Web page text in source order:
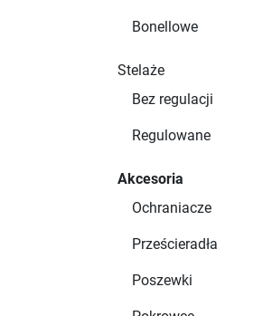
Bonellowe
Stelaże
Bez regulacji
Regulowane
Akcesoria
Ochraniacze
Prześcieradła
Poszewki